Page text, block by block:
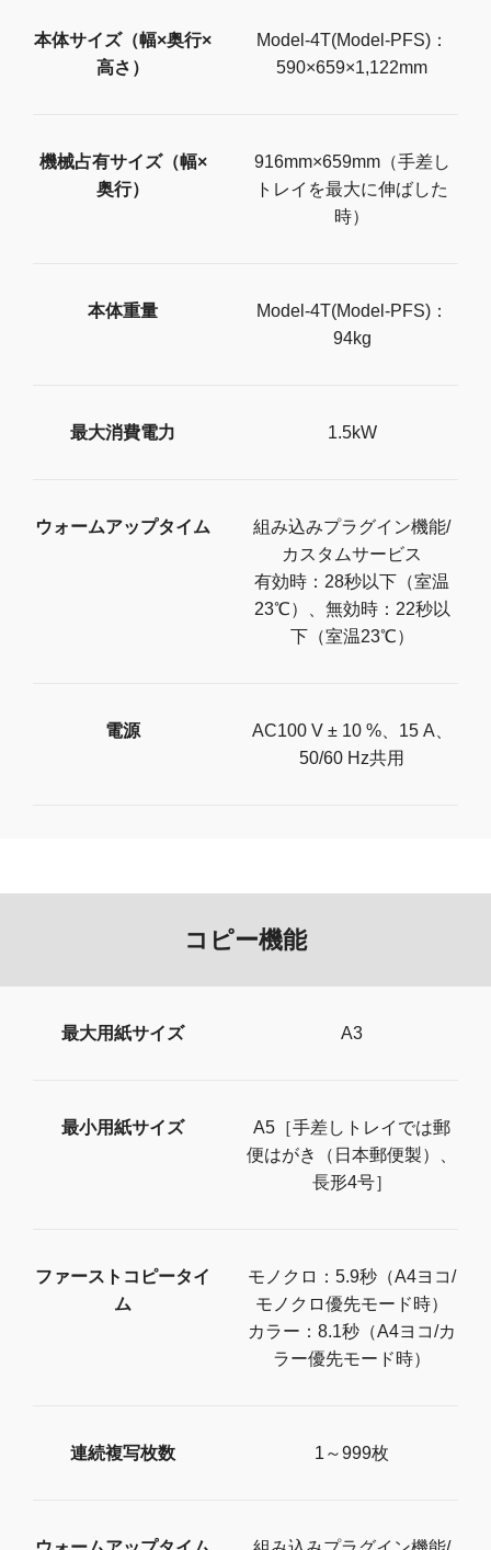
本体サイズ（幅×奥行×
高さ）
Model-4T(Model-PFS)：
590×659×1,122mm
機械占有サイズ（幅×
奥行）
916mm×659mm（手差し
トレイを最大に伸ばした
時）
本体重量
Model-4T(Model-PFS)：
94kg
最大消費電力 1.5kW
ウォームアップタイム
組み込みプラグイン機能/
カスタムサービス
有効時：28秒以下（室温
23℃）、無効時：22秒以
下（室温23℃）
電源
AC100 V ± 10 %、15 A、
50/60 Hz共用
コピー機能
最大用紙サイズ A3
最小用紙サイズ
A5［手差しトレイでは郵
便はがき（日本郵便製）、
長形4号］
ファーストコピータイ
ム
モノクロ：5.9秒（A4ヨコ/
モノクロ優先モード時）
カラー：8.1秒（A4ヨコ/カ
ラー優先モード時）
連続複写枚数 1～999枚